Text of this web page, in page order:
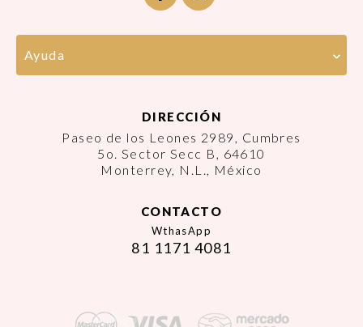
Ayuda
DIRECCIÓN
Paseo de los Leones 2989, Cumbres
5o. Sector Secc B, 64610
Monterrey, N.L., México
CONTACTO
WthasApp
81 1171 4081